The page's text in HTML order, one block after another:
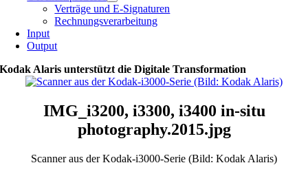
Verträge und E-Signaturen
Rechnungsverarbeitung
Input
Output
Kodak Alaris unterstützt die Digitale Transformation
IMG_i3200, i3300, i3400 in-situ
photography.2015.jpg
Scanner aus der Kodak-i3000-Serie (Bild: Kodak Alaris)